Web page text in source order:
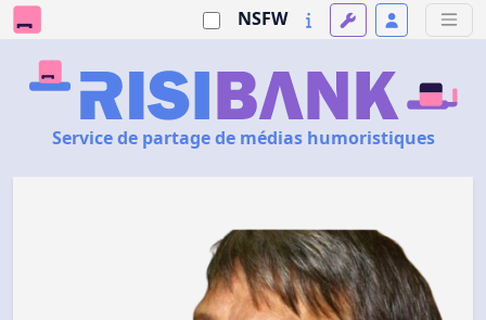
NSFW
Service de partage de médias humoristiques